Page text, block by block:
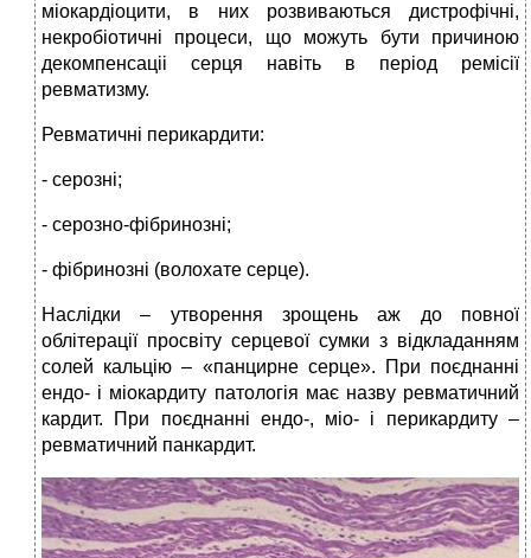
міокардіоцити, в них розвиваються дистрофічні,
некробіотичні процеси, що можуть бути причиною
декомпенсаціі серця навіть в період ремісії
ревматизму.
Ревматичні перикардити:
- серозні;
- серозно-фібринозні;
- фібринозні (волохате серце).
Наслідки – утворення зрощень аж до повної
облітерації просвіту серцевої сумки з відкладанням
солей кальцію – «панцирне серце». При поєднанні
ендо- і міокардиту патологія має назву ревматичний
кардит. При поєднанні ендо-, міо- і перикардиту –
ревматичний панкардит.